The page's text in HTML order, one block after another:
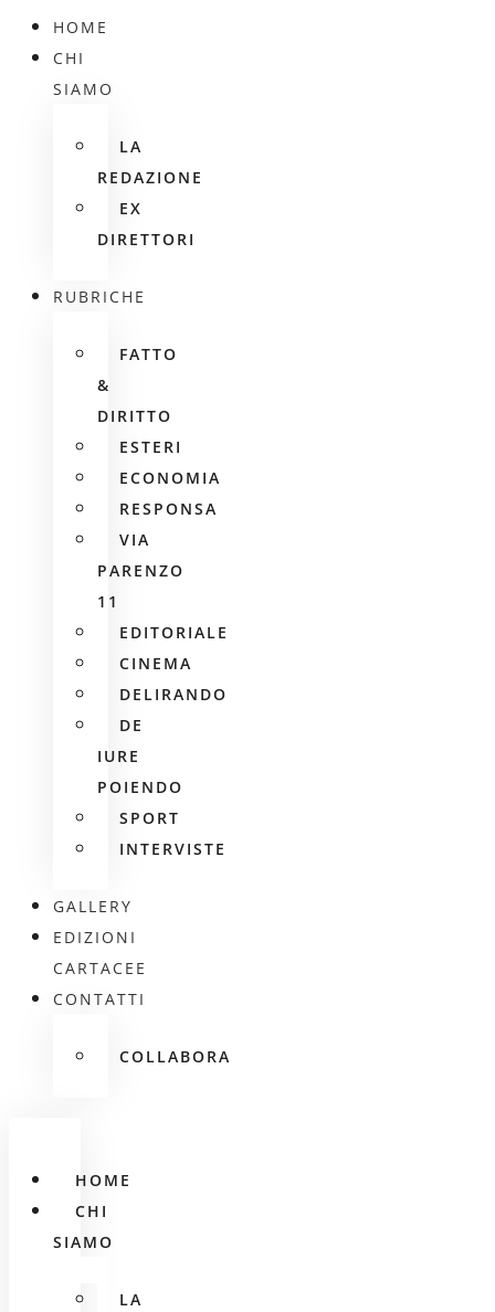
HOME
CHI
SIAMO
LA
REDAZIONE
EX
DIRETTORI
RUBRICHE
FATTO
&
DIRITTO
ESTERI
ECONOMIA
RESPONSA
VIA
PARENZO
11
EDITORIALE
CINEMA
DELIRANDO
DE
IURE
POIENDO
SPORT
INTERVISTE
GALLERY
EDIZIONI
CARTACEE
CONTATTI
COLLABORA
HOME
CHI
SIAMO
LA